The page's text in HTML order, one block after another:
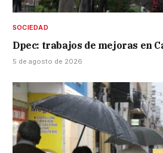
SOCIEDAD
Dpec: trabajos de mejoras en
5 de agosto de 2026